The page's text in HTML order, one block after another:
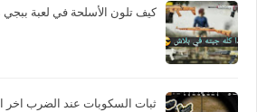
كيف تلون الأسلحة في لعبة
ثبات السكوبات عند الضرب اخر